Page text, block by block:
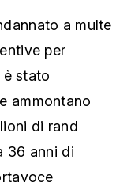
a multe
per
stato
ammontano
di rand
36 anni di